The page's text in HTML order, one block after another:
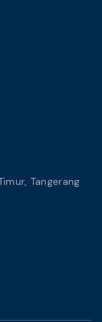
Tangerang